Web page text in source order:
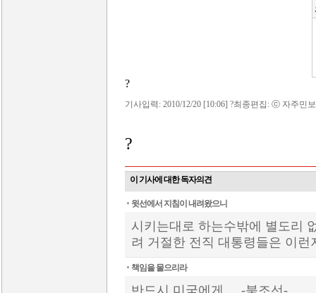
?
기사입력: 2010/12/20 [10:06] ?최종편집: ⓒ 자주민보
?
이 기사에 대한 독자의견
윗선에서 지침이 내려왔으니
시키는대로 하는수밖에 별도리
려 거절한 전직 대통령들은 이
책임을 물으리라
반드시 미국에게.... -북조선-